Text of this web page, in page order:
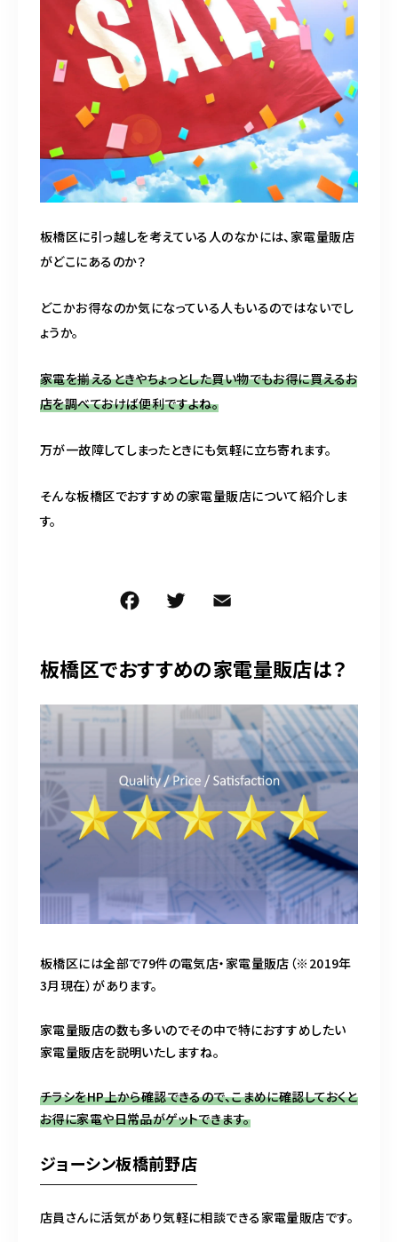
板橋区に引っ越しを考えている人のなかには、家電量販店
がどこにあるのか？
どこかお得なのか気になっている人もいるのではないでし
ょうか。
家電を揃えるときやちょっとした買い物でもお得に買えるお
店を調べておけば便利ですよね。
万が一故障してしまったときにも気軽に立ち寄れます。
そんな板橋区でおすすめの家電量販店について紹介しま
す。
c
e
b
o
k
T
it
te
r
ai
l
板橋区でおすすめの家電量販店は？
板橋区には全部で79件の電気店・家電量販店（※2019年
3月現在）があります。
家電量販店の数も多いのでその中で特におすすめしたい
家電量販店を説明いたしますね。
チラシをHP上から確認できるので、こまめに確認しておくと
お得に家電や日常品がゲットできます。
ジョーシン板橋前野店
店員さんに活気があり気軽に相談できる家電量販店です。